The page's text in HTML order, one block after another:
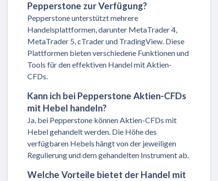
Pepperstone zur Verfügung?
Pepperstone unterstützt mehrere
Handelsplattformen, darunter MetaTrader 4,
MetaTrader 5, cTrader und TradingView. Diese
Plattformen bieten verschiedene Funktionen und
Tools für den effektiven Handel mit Aktien-
CFDs.
Kann ich bei Pepperstone Aktien-CFDs
mit Hebel handeln?
Ja, bei Pepperstone können Aktien-CFDs mit
Hebel gehandelt werden. Die Höhe des
verfügbaren Hebels hängt von der jeweiligen
Regulierung und dem gehandelten Instrument ab.
Welche Vorteile bietet der Handel mit